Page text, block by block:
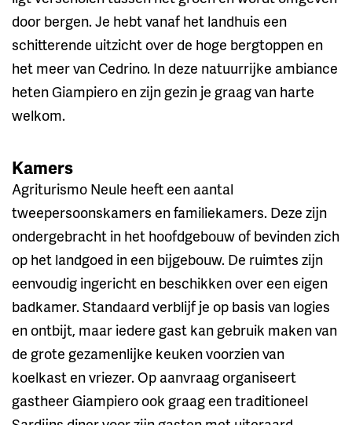
door bergen. Je hebt vanaf het landhuis een
schitterende uitzicht over de hoge bergtoppen en
het meer van Cedrino. In deze natuurrijke ambiance
heten Giampiero en zijn gezin je graag van harte
welkom.
Kamers
Agriturismo Neule heeft een aantal
tweepersoonskamers en familiekamers. Deze zijn
ondergebracht in het hoofdgebouw of bevinden zich
op het landgoed in een bijgebouw. De ruimtes zijn
eenvoudig ingericht en beschikken over een eigen
badkamer. Standaard verblijf je op basis van logies
en ontbijt, maar iedere gast kan gebruik maken van
de grote gezamenlijke keuken voorzien van
koelkast en vriezer. Op aanvraag organiseert
gastheer Giampiero ook graag een traditioneel